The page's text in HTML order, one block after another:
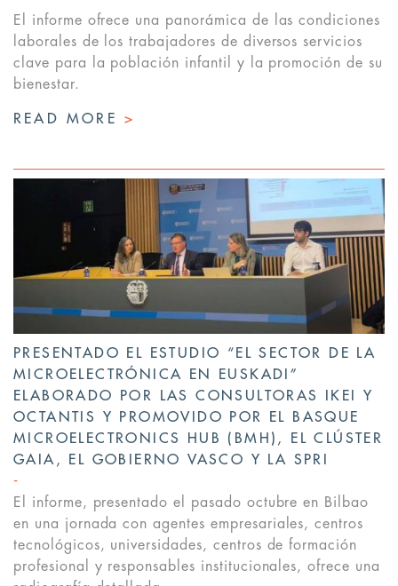
El informe ofrece una panorámica de las condiciones
laborales de los trabajadores de diversos servicios
clave para la población infantil y la promoción de su
bienestar.
READ MORE >
PRESENTADO EL ESTUDIO “EL SECTOR DE LA
MICROELECTRÓNICA EN EUSKADI”
ELABORADO POR LAS CONSULTORAS IKEI Y
OCTANTIS Y PROMOVIDO POR EL BASQUE
MICROELECTRONICS HUB (BMH), EL CLÚSTER
GAIA, EL GOBIERNO VASCO Y LA SPRI
El informe, presentado el pasado octubre en Bilbao
en una jornada con agentes empresariales, centros
tecnológicos, universidades, centros de formación
profesional y responsables institucionales, ofrece una